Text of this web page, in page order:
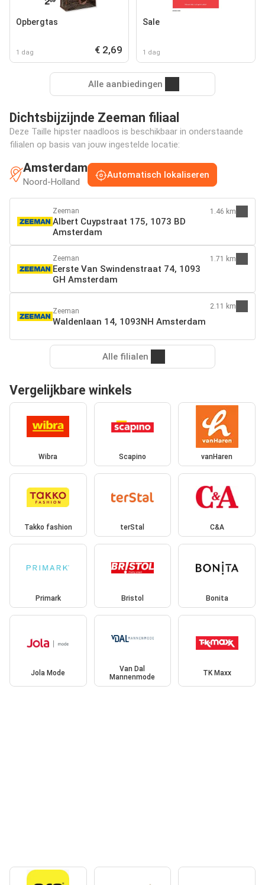
Opbergtas
1 dag € 2,69
Sale
1 dag
Alle aanbiedingen
Dichtsbijzijnde Zeeman filiaal
Deze Taille hipster naadloos is beschikbaar in onderstaande
filialen op basis van jouw ingestelde locatie:
Amsterdam
Noord-Holland
Automatisch lokaliseren
Zeeman
Albert Cuypstraat 175, 1073 BD
Amsterdam
1.46 km
Zeeman
Eerste Van Swindenstraat 74, 1093
GH Amsterdam
1.71 km
Zeeman
Waldenlaan 14, 1093NH Amsterdam
2.11 km
Alle filialen
Vergelijkbare winkels
Wibra Scapino vanHaren
Takko fashion terStal C&A
Primark Bristol Bonita
Jola Mode
Van Dal
Mannenmode
TK Maxx